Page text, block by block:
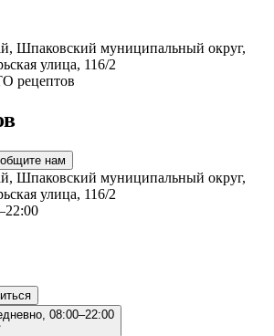
Шпаковский муниципальный округ,
улица, 116/2
рецептов
нам
Шпаковский муниципальный округ,
улица, 116/2
08:00–22:00